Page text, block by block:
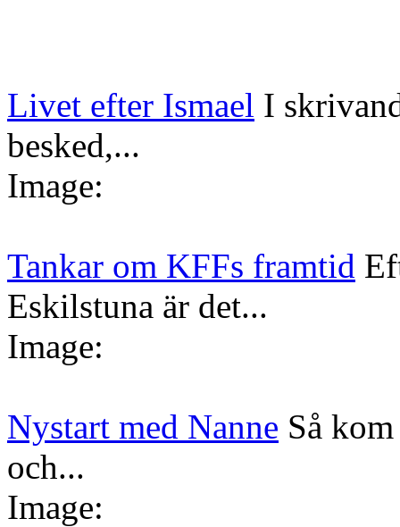
Livet efter Ismael I
besked,...
Image:
Tankar om KFFs framtid
Eskilstuna är det...
Image:
Nystart med Nanne Så
och...
Image: